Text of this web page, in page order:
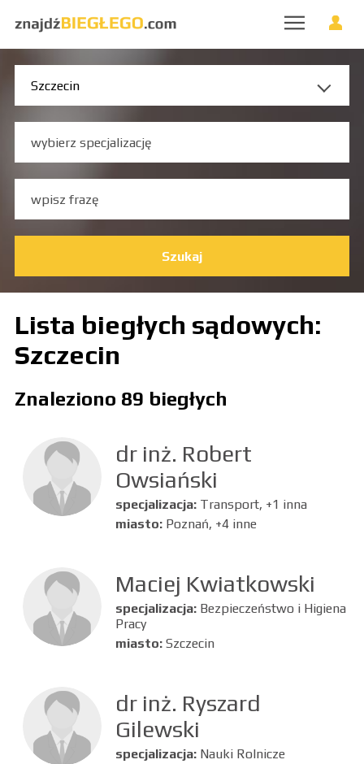
Szukaj
Lista biegłych sądowych:
Szczecin
Znaleziono 89 biegłych
dr inż. Robert
Owsiański
specjalizacja: Transport, +1 inna
miasto: Poznań, +4 inne
Maciej Kwiatkowski
specjalizacja: Bezpieczeństwo i Higiena
Pracy
miasto: Szczecin
dr inż. Ryszard
Gilewski
specjalizacja: Nauki Rolnicze